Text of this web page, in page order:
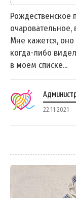
Рождественское
Мне кажется,
когда-либо
в моем списке...
22.11.2021